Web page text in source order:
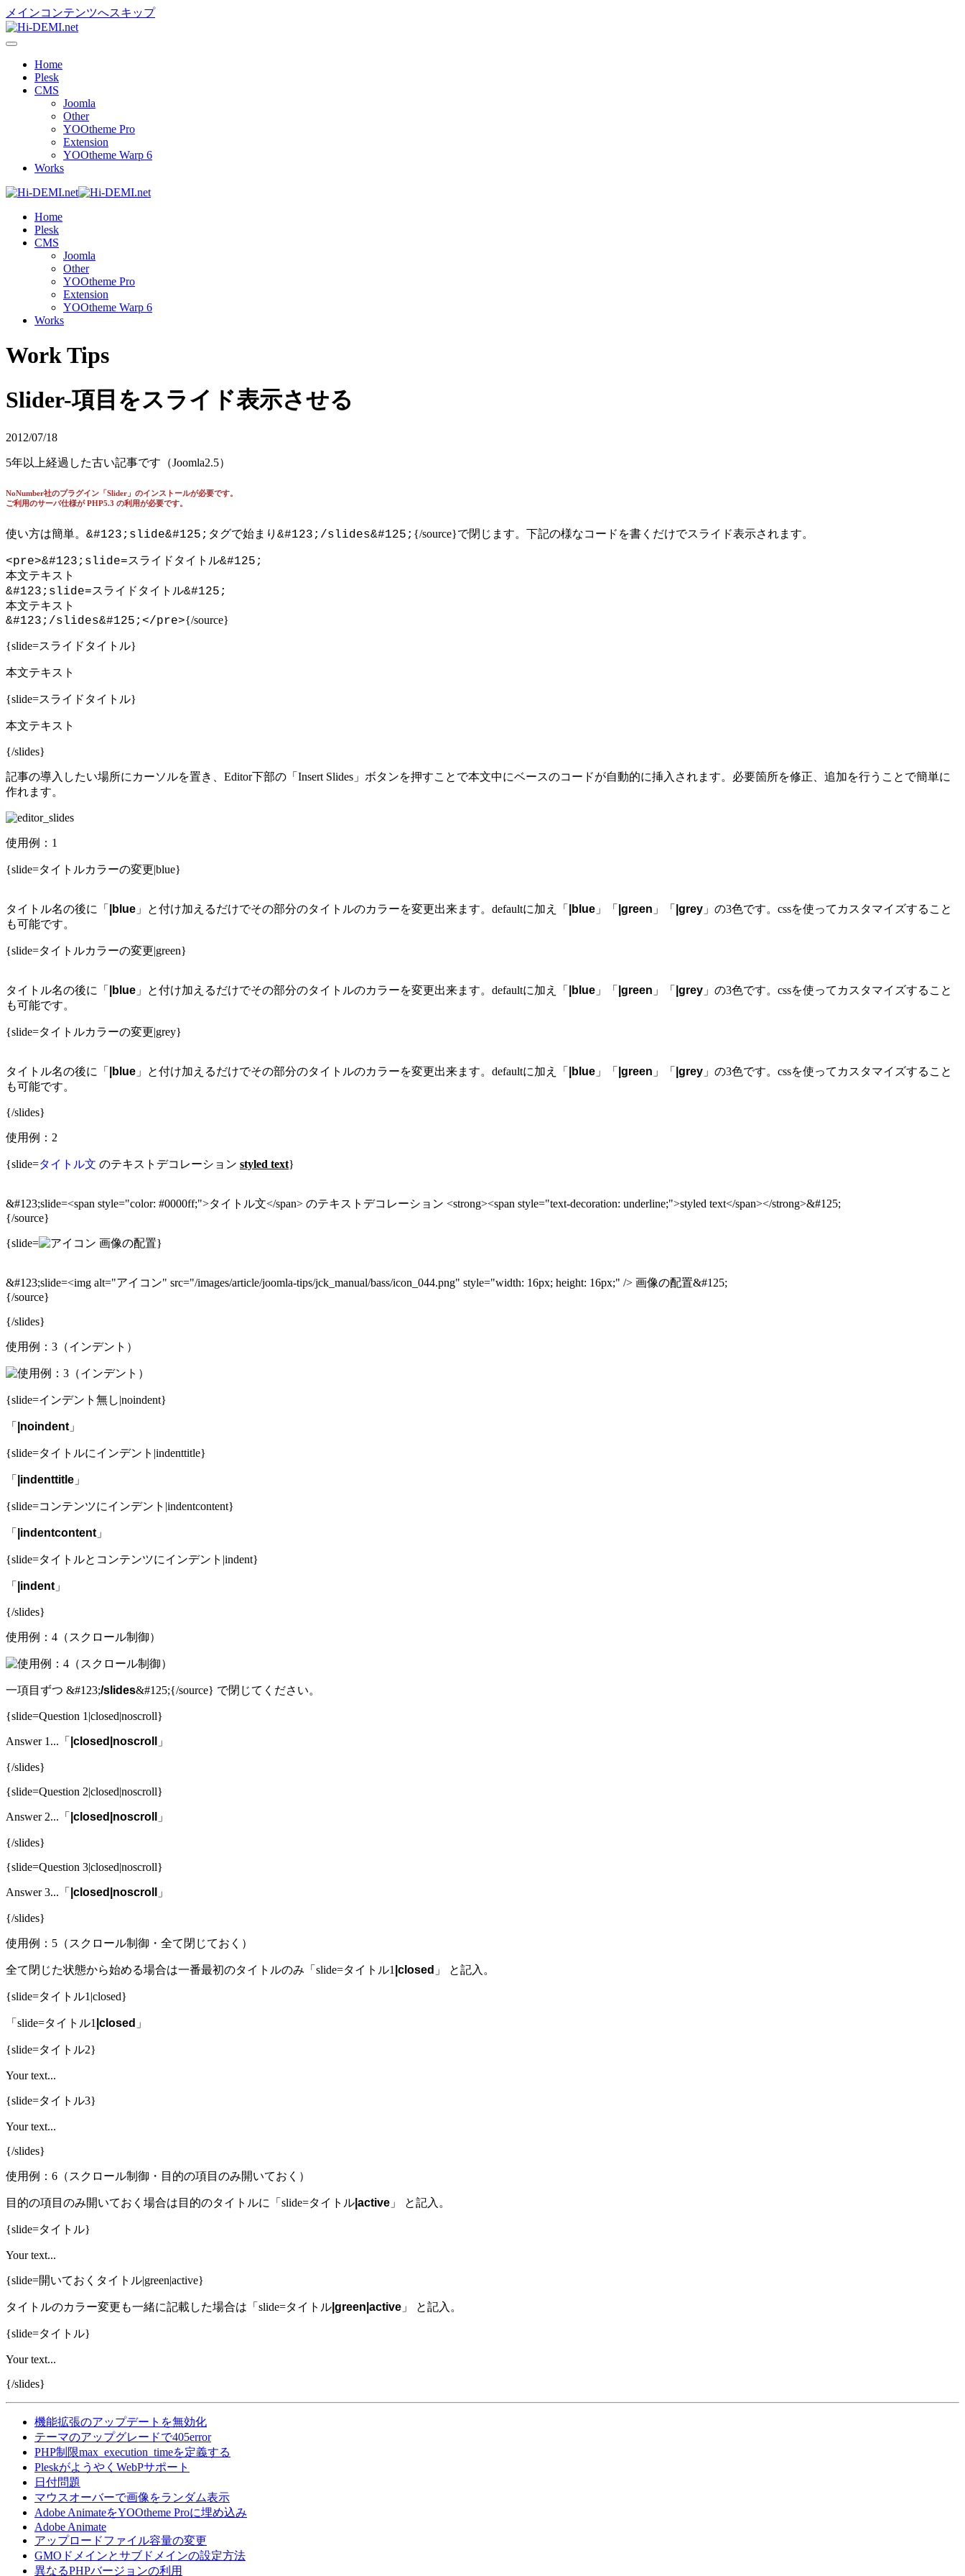
メインコンテンツへスキップ
Home
Plesk
CMS
Joomla
Other
YOOtheme Pro
Extension
YOOtheme Warp 6
Works
Home
Plesk
CMS
Joomla
Other
YOOtheme Pro
Extension
YOOtheme Warp 6
Works
Work Tips
Slider-項目をスライド表示させる
2012/07/18
5年以上経過した古い記事です（Joomla2.5）
NoNumber社のプラグイン「Slider」のインストールが必要です。
ご利用のサーバ仕様が PHP5.3 の利用が必要です。
使い方は簡単。 &#123;slide&#125;タグで始まり&#123;/slides&#125; {/source}で閉じます。下記の様なコードを書くだけでスライド表示されます。
<pre>&#123;slide=スライドタイトル&#125;
本文テキスト
&#123;slide=スライドタイトル&#125;
本文テキスト
&#123;/slides&#125;</pre>{/source}
{slide=スライドタイトル}
本文テキスト
{slide=スライドタイトル}
本文テキスト
{/slides}
記事の導入したい場所にカーソルを置き、Editor下部の「Insert Slides」ボタンを押すことで本文中にベースのコードが自動的に挿入されます。必要箇所を修正、追加を行うことで簡単に
作れます。
使用例：1
{slide=タイトルカラーの変更|blue}
タイトル名の後に「 |blue 」と付け加えるだけでその部分のタイトルのカラーを変更出来ます。defaultに加え「 |blue 」「 |green 」「 grey 」の3色です。cssを使ってカスタマイズすること
も可能です。
{slide=タイトルカラーの変更|green}
タイトル名の後に「 |blue 」と付け加えるだけでその部分のタイトルのカラーを変更出来ます。defaultに加え「 |blue 」「 |green 」「 grey 」の3色です。cssを使ってカスタマイズすること
も可能です。
{slide=タイトルカラーの変更|grey}
タイトル名の後に「 |blue 」と付け加えるだけでその部分のタイトルのカラーを変更出来ます。defaultに加え「 |blue 」「 |green 」「 grey 」の3色です。cssを使ってカスタマイズすること
も可能です。
{/slides}
使用例：2
{slide=タイトル文 のテキストデコレーション styled text}
&#123;slide=<span style="color: #0000ff;">タイトル文</span> のテキストデコレーション <strong><span style="text-decoration: underline;">styled text</span></strong>&#125;
{/source}
{slide= 画像の配置}
&#123;slide=<img alt="アイコン" src="/images/article/joomla-tips/jck_manual/bass/icon_044.png" style="width: 16px; height: 16px;" /> 画像の配置&#125;
{/source}
{/slides}
使用例：3（インデント）
{slide=インデント無し|noindent}
「 |noindent 」
{slide=タイトルにインデント|indenttitle}
「 |indenttitle 」
{slide=コンテンツにインデント|indentcontent}
「 |indentcontent 」
{slide=タイトルとコンテンツにインデント|indent}
「 |indent 」
{/slides}
使用例：4（スクロール制御）
一項目ずつ &#123;/slides&#125;{/source} で閉じてください。
{slide=Question 1|closed|noscroll}
Answer 1...「 |closed|noscroll 」
{/slides}
{slide=Question 2|closed|noscroll}
Answer 2...「 |closed|noscroll 」
{/slides}
{slide=Question 3|closed|noscroll}
Answer 3...「 |closed|noscroll 」
{/slides}
使用例：5（スクロール制御・全て閉じておく）
全て閉じた状態から始める場合は一番最初のタイトルのみ「slide=タイトル1 |closed 」 と記入。
{slide=タイトル1|closed}
「slide=タイトル1 |closed 」
{slide=タイトル2}
Your text...
{slide=タイトル3}
Your text...
{/slides}
使用例：6（スクロール制御・目的の項目のみ開いておく）
目的の項目のみ開いておく場合は目的のタイトルに「slide=タイトル |active 」 と記入。
{slide=タイトル}
Your text...
{slide=開いておくタイトル|green|active}
タイトルのカラー変更も一緒に記載した場合は「slide=タイトル |green|active 」 と記入。
{slide=タイトル}
Your text...
{/slides}
機能拡張のアップデートを無効化
テーマのアップグレードで405error
PHP制限max_execution_timeを定義する
PleskがようやくWebPサポート
日付問題
マウスオーバーで画像をランダム表示
Adobe AnimateをYOOtheme Proに埋め込み
Adobe Animate
アップロードファイル容量の変更
GMOドメインとサブドメインの設定方法
異なるPHPバージョンの利用